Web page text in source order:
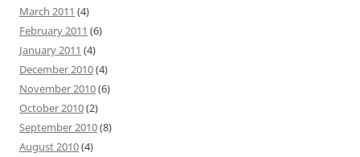
March 2011 (4)
February 2011 (6)
January 2011 (4)
December 2010(4)
November 2010(6)
October 2010(2)
September 2010(8)
August 2010(4)